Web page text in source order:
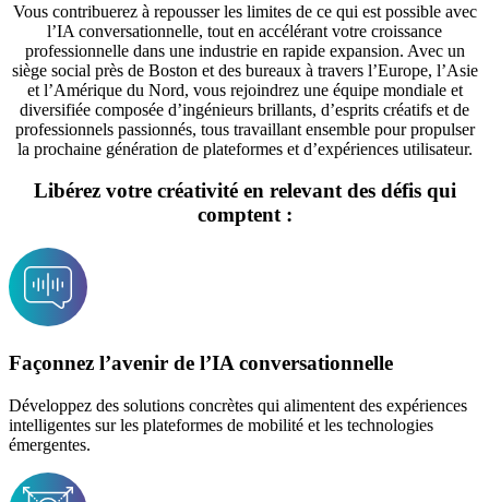
Vous contribuerez à repousser les limites de ce qui est possible avec
l’IA conversationnelle, tout en accélérant votre croissance
professionnelle dans une industrie en rapide expansion. Avec un
siège social près de Boston et des bureaux à travers l’Europe, l’Asie
et l’Amérique du Nord, vous rejoindrez une équipe mondiale et
diversifiée composée d’ingénieurs brillants, d’esprits créatifs et de
professionnels passionnés, tous travaillant ensemble pour propulser
la prochaine génération de plateformes et d’expériences utilisateur.
Libérez votre créativité en relevant des défis qui
comptent :
Façonnez l’avenir de l’IA conversationnelle
Développez des solutions concrètes qui alimentent des expériences
intelligentes sur les plateformes de mobilité et les technologies
émergentes.